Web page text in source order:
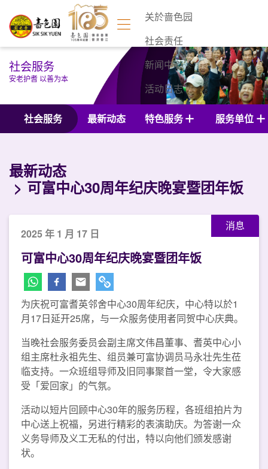
关於啬色园
社会责任
新闻中心
活动日志
联络我们
社会服务
安老护耆 以善为本
社会服务 最新动态 特色服务 服务单位
最新动态
可富中心30周年纪庆晚宴暨团年饭
消息
2025 年 1 月 17 日
可富中心30周年纪庆晚宴暨团年饭
为庆祝可富耆英邻舍中心30周年纪庆，中心特以於1
月17日延开25席，与一众服务使用者同贺中心庆典。
当晚社会服务委员会副主席文伟昌董事、耆英中心小
组主席杜永祖先生、组员兼可富协调员马永壮先生莅
临支持。一众班组导师及旧同事聚首一堂，令大家感
受「爱回家」的气氛。
活动以短片回顾中心30年的服务历程，各班组拍片为
中心送上祝福，另进行精彩的表演助庆。为答谢一众
义务导师及义工无私的付出，特以向他们颁发感谢
状。